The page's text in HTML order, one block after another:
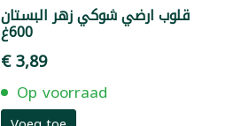
قلوب ارضي شوكي زهر البستان
600غ
€ 3,89
Op voorraad